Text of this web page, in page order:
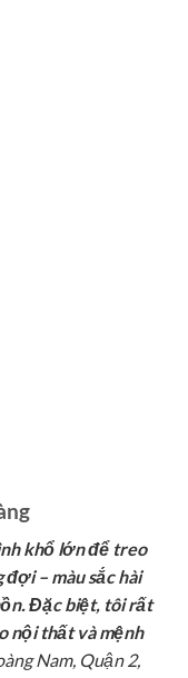
khổ lớn để treo
– màu sắc hài
Đặc biệt, tôi rất
nội thất và mệnh
Nam, Quận 2,